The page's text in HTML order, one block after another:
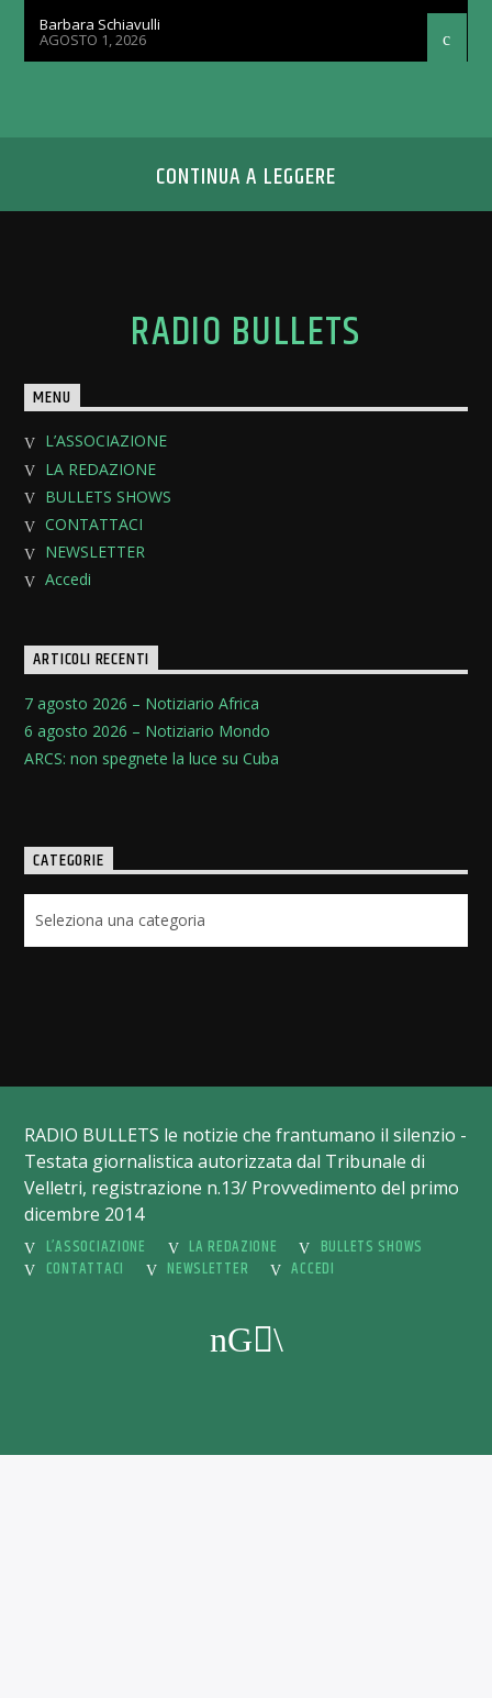
Barbara Schiavulli
AGOSTO 1, 2026
CONTINUA A LEGGERE
RADIO BULLETS
MENU
L’ASSOCIAZIONE
LA REDAZIONE
BULLETS SHOWS
CONTATTACI
NEWSLETTER
Accedi
ARTICOLI RECENTI
7 agosto 2026 – Notiziario Africa
6 agosto 2026 – Notiziario Mondo
ARCS: non spegnete la luce su Cuba
CATEGORIE
RADIO BULLETS le notizie che frantumano il silenzio -
Testata giornalistica autorizzata dal Tribunale di
Velletri, registrazione n.13/ Provvedimento del primo
dicembre 2014
L’ASSOCIAZIONE
LA REDAZIONE
BULLETS SHOWS
CONTATTACI
NEWSLETTER ACCEDI